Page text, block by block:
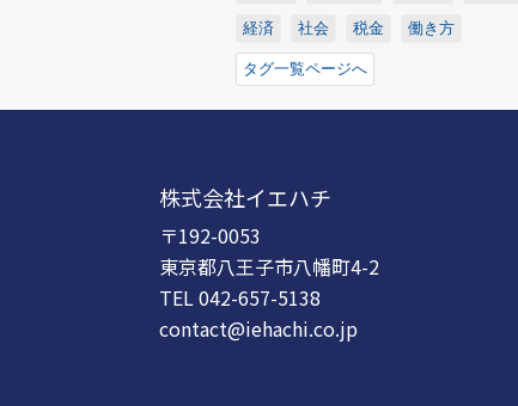
経済 社会 税金 働き方
タグ一覧ページへ
株式会社イエハチ
〒192-0053
東京都八王子市八幡町4-2
TEL 042-657-5138
contact@iehachi.co.jp